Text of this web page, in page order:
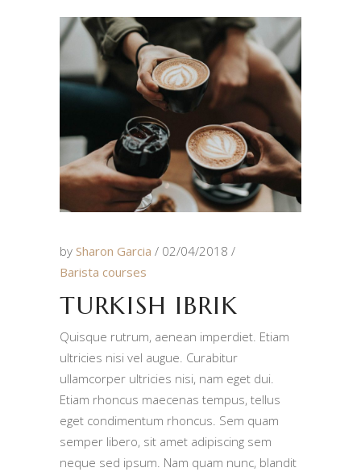
by Sharon Garcia
02/04/2018
Barista courses
TURKISH IBRIK
Quisque rutrum, aenean imperdiet. Etiam
ultricies nisi vel augue. Curabitur
ullamcorper ultricies nisi, nam eget dui.
Etiam rhoncus maecenas tempus, tellus
eget condimentum rhoncus. Sem quam
semper libero, sit amet adipiscing sem
neque sed ipsum. Nam quam nunc, blandit